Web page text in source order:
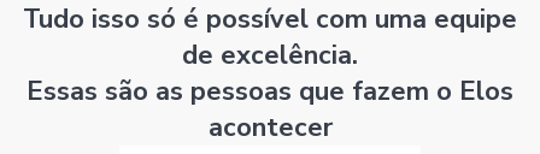
Tudo isso só é possível com uma equipe
de excelência.
Essas são as pessoas que fazem o Elos
acontecer